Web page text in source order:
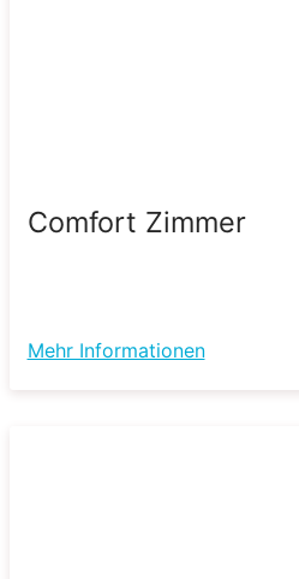
Comfort Zimmer
Mehr Informationen